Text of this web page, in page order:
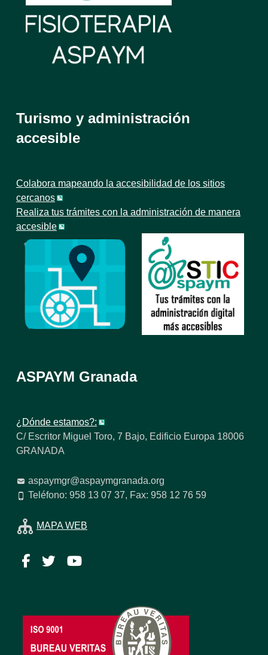
Turismo y administración
accesible
Colabora mapeando la accesibilidad de los sitios
cercanos
Realiza tus trámites con la administración de manera
accesible
ASPAYM Granada
¿Dónde estamos?:
C/ Escritor Miguel Toro, 7 Bajo, Edificio Europa 18006
GRANADA
aspaymgr@aspaymgranada.org
Teléfono: 958 13 07 37, Fax: 958 12 76 59
MAPA WEB
Facebook
TwitterYouTube